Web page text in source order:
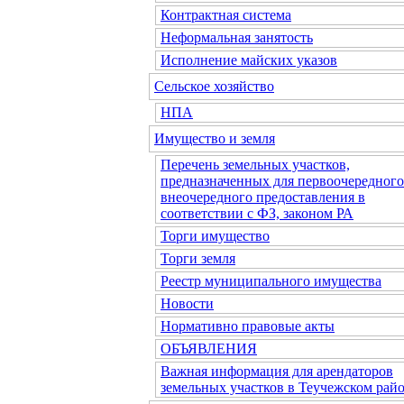
Контрактная система
Неформальная занятость
Исполнение майских указов
Сельское хозяйство
НПА
Имущество и земля
Перечень земельных участков,
предназначенных для
внеочередного предоставления в
соответствии с ФЗ, законом РА
Торги имущество
Торги земля
Реестр муниципального имущества
Новости
Нормативно правовые акты
ОБЪЯВЛЕНИЯ
Важная информация для арендаторов
земельных участков в Теучежском